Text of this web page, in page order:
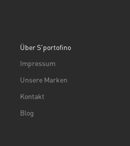
Über S'portofino
Impressum
Unsere Marken
Kontakt
Blog